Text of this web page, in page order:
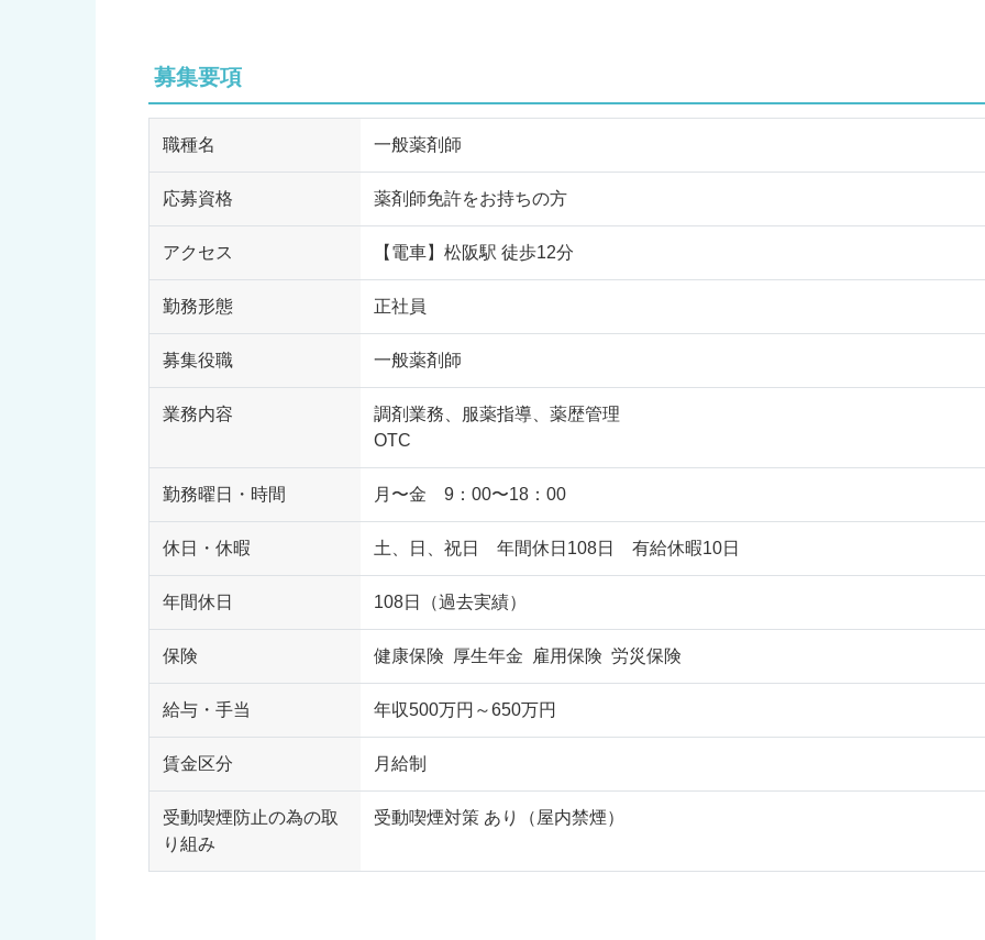
募集要項
職種名 一般薬剤師
応募資格 薬剤師免許をお持ちの方
アクセス 【電車】松阪駅 徒歩12分
勤務形態 正社員
募集役職 一般薬剤師
業務内容
調剤業務、服薬指導、薬歴管理
OTC
勤務曜日・時間 月〜金 9：00〜18：00
休日・休暇 土、日、祝日 年間休日108日 有給休暇10日
年間休日 108日（過去実績）
保険 健康保険 厚生年金 雇用保険 労災保険
給与・手当 年収500万円～650万円
賃金区分 月給制
受動喫煙防止の為の取
り組み
受動喫煙対策 あり（屋内禁煙）